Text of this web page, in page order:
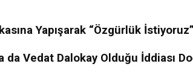
Yapışarak “Özgürlük
da Vedat Dalokay Olduğu İddiası